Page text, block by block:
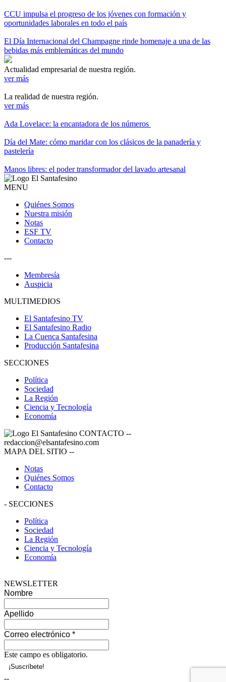
CCU impulsa el progreso de los jóvenes con formación y
oportunidades laborales en todo el país
El Día Internacional del Champagne rinde homenaje a una de las
bebidas más emblemáticas del mundo
Actualidad empresarial de nuestra región.
ver más
La realidad de nuestra región.
ver más
Ada Lovelace: la encantadora de los números
Día del Mate: cómo maridar con los clásicos de la panadería y
pastelería
Manos libres: el poder transformador del lavado artesanal
MENU
Quiénes Somos
Nuestra misión
Notas
ESF TV
Contacto
---
Membresía
Auspicia
MULTIMEDIOS
El Santafesino TV
El Santafesino Radio
La Cuenca Santafesina
Producción Santafesina
SECCIONES
Política
Sociedad
La Región
Ciencia y Tecnología
Economía
CONTACTO --
redaccion@elsantafesino.com
MAPA DEL SITIO --
Notas
Quiénes Somos
Contacto
- SECCIONES
Política
Sociedad
La Región
Ciencia y Tecnología
Economía
NEWSLETTER
Nombre
Apellido
Correo electrónico *
Este campo es obligatorio.
--